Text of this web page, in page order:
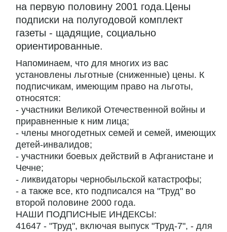
на первую половину 2001 года.Цены
подписки на полугодовой комплект
газеты - щадящие, социально
ориентированные.
Напоминаем, что для многих из вас
установлены льготные (сниженные) цены. К
подписчикам, имеющим право на льготы,
относятся:
- участники Великой Отечественной войны и
приравненные к ним лица;
- члены многодетных семей и семей, имеющих
детей-инвалидов;
- участники боевых действий в Афганистане и
Чечне;
- ликвидаторы чернобыльской катастрофы;
- а также все, кто подписался на "Труд" во
второй половине 2000 года.
НАШИ ПОДПИСНЫЕ ИНДЕКСЫ:
41647 - "Труд", включая выпуск "Труд-7", - для